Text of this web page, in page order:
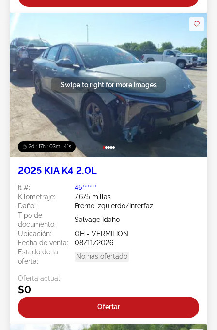
2d : 17h : 03m : 38s
Swipe to right for more images
2025 KIA K4 2.0L
Ít #:
45******
Kilometraje:
7,675 millas
Daño:
Frente izquierdo/Interfaz
Tipo de
documento:
Salvage Idaho
Ubicación:
OH - VERMILION
Fecha de venta:
08/11/2026
Estado de la
oferta:
No has ofertado
Oferta actual:
$0
Ofertar